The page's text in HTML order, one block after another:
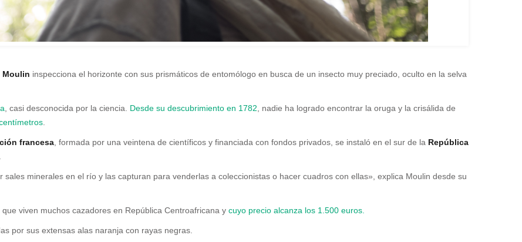
Moulin inspecciona el horizonte con sus prismáticos de entomólogo en busca de un insecto muy preciado, oculto en la selva
, casi desconocida por la ciencia. Desde su descubrimiento en 1782 , nadie ha logrado encontrar la oruga y la crisálida de
francesa , formada por una veintena de científicos y financiada con fondos privados, se instaló en el sur de la República
minerales en el río y las capturan para venderlas a coleccionistas o hacer cuadros con ellas», explica Moulin desde su
viven muchos cazadores en República Centroafricana y cuyo precio alcanza los 1.500 euros.
por sus extensas alas naranja con rayas negras.